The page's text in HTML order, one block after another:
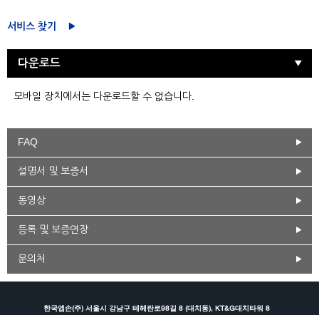
서비스 찾기
다운로드
모바일 장치에서는 다운로드할 수 없습니다.
FAQ
설명서 및 보증서
동영상
등록 및 보증연장
문의처
한국엡손(주) 서울시 강남구 테헤란로98길 8 (대치동), KT&G대치타워 8